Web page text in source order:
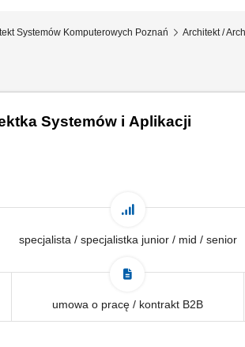
Systemów Komputerowych Poznań Architekt /
Systemów i Aplikacji
specjalista / specjalistka junior / mid / senior
umowa o pracę / kontrakt B2B